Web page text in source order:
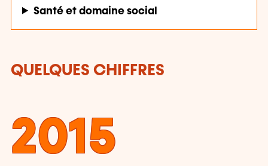
Santé et domaine social
QUELQUES CHIFFRES
2015